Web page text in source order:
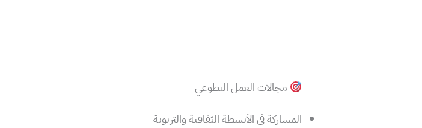
مجالات العمل التطوعي
المشاركة في الأنشطة الثقافية والتربوية